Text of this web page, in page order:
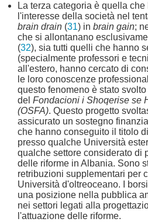
La terza categoria è quella
l'interesse della società nel
brain drain (31) in brain gain;
che si allontanano
(32), sia tutti quelli che hanno
(specialmente professori e
all'estero, hanno cercato di
le loro conoscenze
questo fenomeno è stato
del Fondacioni i Shoqerise se
(OSFA). Questo progetto
assicurato un sostegno
che hanno conseguito il titolo
presso qualche Università
qualche settore considerato di
delle riforme in Albania. Sono
retribuzioni supplementari per
Università d'oltreoceano. I
una posizione nella pubblica
nei settori legati alla
l'attuazione delle riforme.